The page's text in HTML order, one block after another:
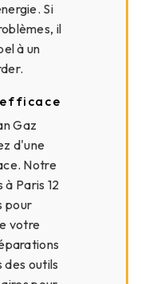
Si
il
à un
Gaz
d'une
Notre
Paris 12
pour
votre
des outils